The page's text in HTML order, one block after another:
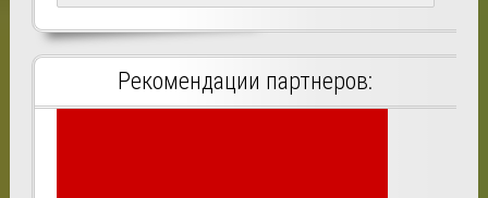
Рекомендации партнеров: